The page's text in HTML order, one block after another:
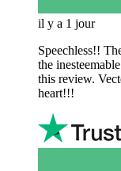
il y a 1 jour
Speechless!!
the
this review.
heart!!!